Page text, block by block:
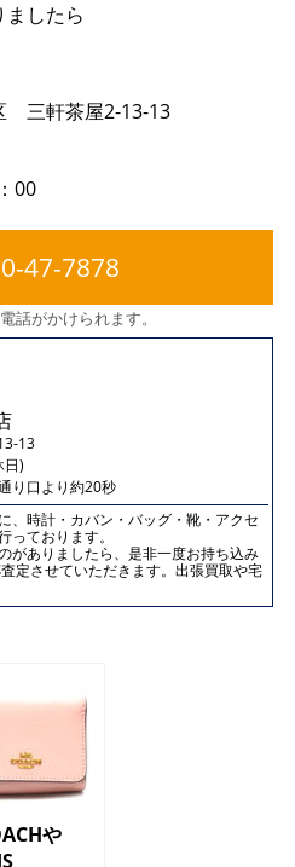
したら
三軒茶屋2-13-13
00
47-7878
話がかけられます。
13
日)
り口より約20秒
、時計・カバン・バッグ・靴・アクセ
ております。
がありましたら、是非一度お持ち込み
定させていただきます。出張買取や宅
や